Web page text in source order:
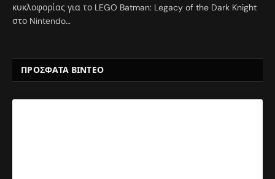
κυκλοφορίας για το LEGO Batman: Legacy of the Dark Knight
στο Nintendo…
ΠΡΟΣΦΑΤΑ ΒΙΝΤΕΟ